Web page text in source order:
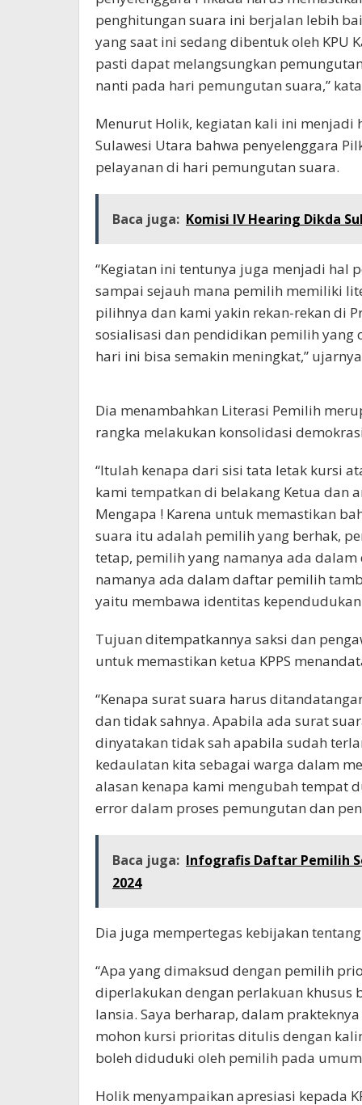
penghitungan suara ini berjalan lebih
yang saat ini sedang dibentuk oleh KPU
pasti dapat melangsungkan
nanti pada hari pemungutan suara,”
Menurut Holik, kegiatan kali ini menjadi
Sulawesi Utara bahwa penyelenggara
pelayanan di hari pemungutan suara.
Baca juga: Komisi IV Hearing Dikda
“Kegiatan ini tentunya juga menjadi hal
sampai sejauh mana pemilih memiliki
pilihnya dan kami yakin rekan-rekan di
sosialisasi dan pendidikan pemilih
hari ini bisa semakin meningkat,”
Dia menambahkan Literasi Pemilih
rangka melakukan konsolidasi
“Itulah kenapa dari sisi tata letak kursi
kami tempatkan di belakang Ketua dan
Mengapa ! Karena untuk memastikan
suara itu adalah pemilih yang berhak,
tetap, pemilih yang namanya ada
namanya ada dalam daftar pemilih
yaitu membawa identitas
Tujuan ditempatkannya saksi dan
untuk memastikan ketua KPPS
“Kenapa surat suara harus
dan tidak sahnya. Apabila ada surat
dinyatakan tidak sah apabila sudah
kedaulatan kita sebagai warga dalam
alasan kenapa kami mengubah tempat
error dalam proses pemungutan dan
Baca juga: Infografis Daftar Pemilih
2024
Dia juga mempertegas kebijakan
“Apa yang dimaksud dengan pemilih
diperlakukan dengan perlakuan
lansia. Saya berharap, dalam
mohon kursi prioritas ditulis dengan
boleh diduduki oleh pemilih pada
Holik menyampaikan apresiasi kepada